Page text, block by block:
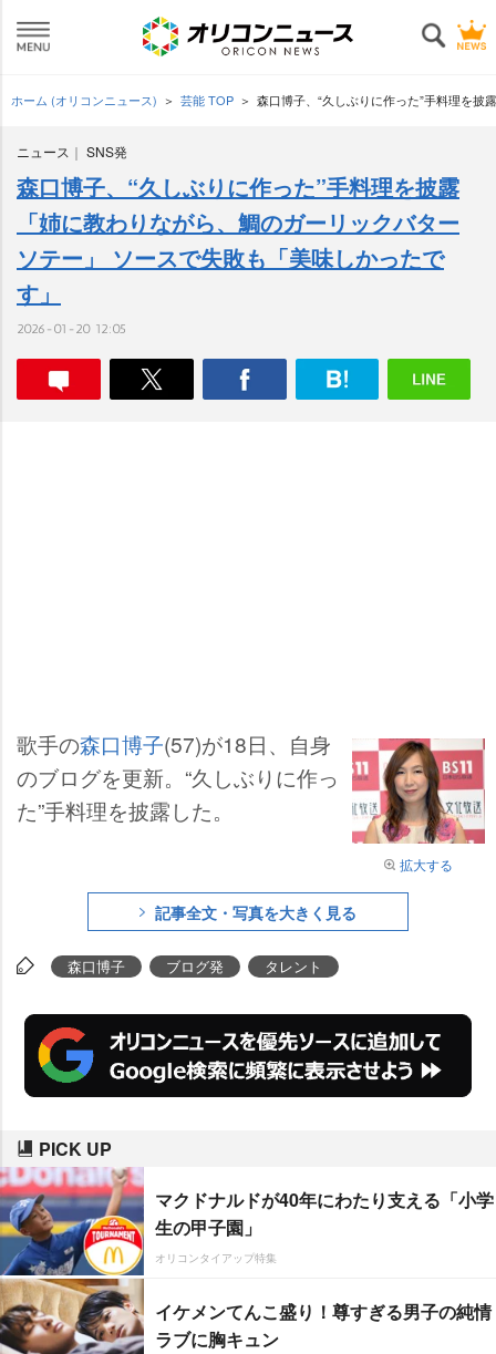
ホーム (オリコンニュース) 芸能 TOP 森口博子、“久しぶりに作った”手料理を
ニュース SNS発
森口博子、“久しぶりに作った”手料理を披露
「姉に教わりながら、鯛のガーリックバター
ソテー」 ソースで失敗も「美味しかったで
す」
2026-01-20 12:05
拡大する
歌手の森口博子(57)が18日、自身
のブログを更新。“久しぶりに作っ
た”手料理を披露した。
記事全文・写真を大きく見る
森口博子 ブログ発 タレント
PICK UP
マクドナルドが40年にわたり支える「小学
生の甲子園」
オリコンタイアップ特集
イケメンてんこ盛り！尊すぎる男子の純情
ラブに胸キュン